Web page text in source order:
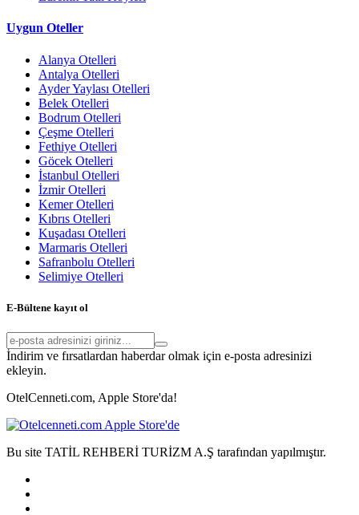
Uygun Oteller
Alanya Otelleri
Antalya Otelleri
Ayder Yaylası Otelleri
Belek Otelleri
Bodrum Otelleri
Çeşme Otelleri
Fethiye Otelleri
Göcek Otelleri
İstanbul Otelleri
İzmir Otelleri
Kemer Otelleri
Kıbrıs Otelleri
Kuşadası Otelleri
Marmaris Otelleri
Safranbolu Otelleri
Selimiye Otelleri
E-Bültene kayıt ol
İndirim ve fırsatlardan haberdar olmak için e-posta adresinizi
ekleyin.
OtelCenneti.com, Apple Store'da!
Bu site TATİL REHBERİ TURİZM A.Ş tarafından yapılmıştır.